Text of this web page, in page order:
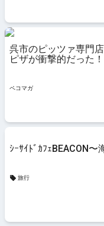
呉市のピッツァ専門
ピザが衝撃的だった！
ペコマガ
ｼｰｻｲﾄﾞｶﾌｪBEACON
旅行